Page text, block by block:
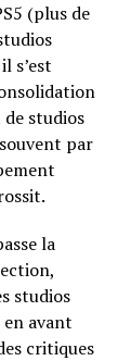
(plus de
s’est
studios
par
la
studios
avant
critiques